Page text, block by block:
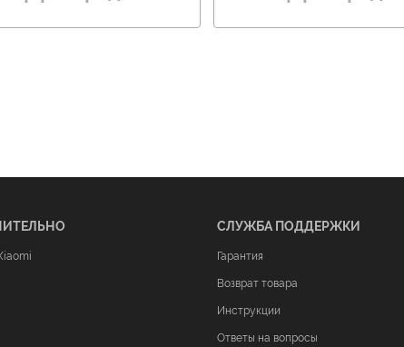
СЛУЖБА ПОДДЕРЖКИ
Гарантия
Возврат товара
Инструкции
Ответы на вопросы